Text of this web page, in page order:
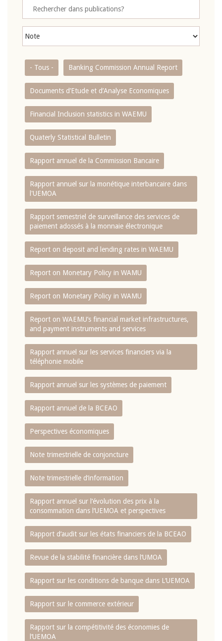
- Tous - Banking Commission Annual Report
Documents d’Etude et d’Analyse Economiques
Financial Inclusion statistics in WAEMU
Quaterly Statistical Bulletin
Rapport annuel de la Commission Bancaire
Rapport annuel sur la monétique interbancaire dans
l'UEMOA
Rapport semestriel de surveillance des services de
paiement adossés à la monnaie électronique
Report on deposit and lending rates in WAEMU
Report on Monetary Policy in WAMU
Report on Monetary Policy in WAMU
Report on WAEMU’s financial market infrastructures,
and payment instruments and services
Rapport annuel sur les services financiers via la
téléphonie mobile
Rapport annuel sur les systèmes de paiement
Rapport annuel de la BCEAO
Perspectives économiques
Note trimestrielle de conjoncture
Note trimestrielle d‘information
Rapport annuel sur l‘évolution des prix à la
consommation dans l‘UEMOA et perspectives
Rapport d‘audit sur les états financiers de la BCEAO
Revue de la stabilité financière dans l‘UMOA
Rapport sur les conditions de banque dans L‘UEMOA
Rapport sur le commerce extérieur
Rapport sur la compétitivité des économies de
l‘UEMOA